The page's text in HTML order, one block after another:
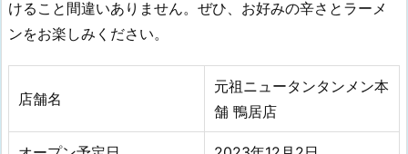
けること間違いありません。ぜひ、お好みの辛さとラーメ
ンをお楽しみください。
店舗名
元祖ニュータンタンメン本
舗 鴨居店